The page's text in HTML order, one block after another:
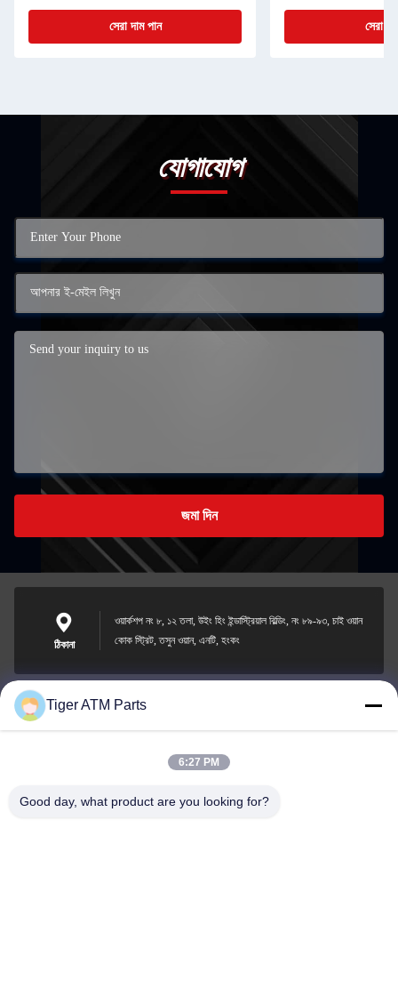
সেরা দাম পান সেরা
যোগাযোগ
জমা দিন
ঠিকানা
ওয়ার্কশপ নং ৮, ১২ তলা, উইং হিং ইন্ডাস্ট্রিয়াল বিল্ডিং, নং ৮৯-৯৩, চাই ওয়ান
কোক স্ট্রিট, তসুন ওয়ান, এনটি, হংকং
sales@atmpart.com.cn
Tiger ATM Parts
6:27 PM
Good day, what product are you looking for?